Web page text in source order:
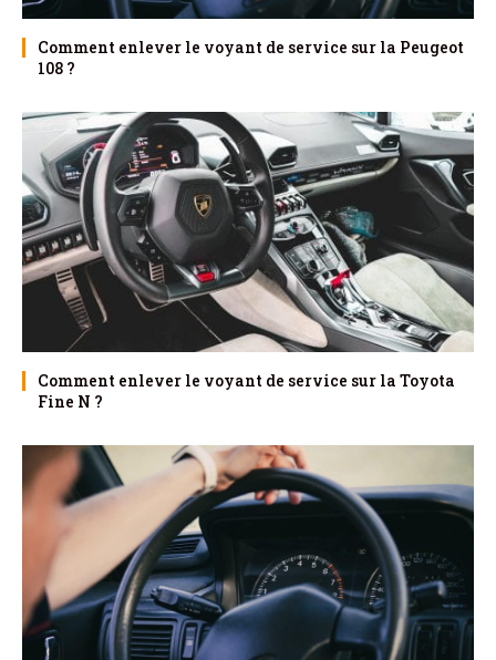
Comment enlever le voyant de service sur la Peugeot
108 ?
Comment enlever le voyant de service sur la Toyota
Fine N ?